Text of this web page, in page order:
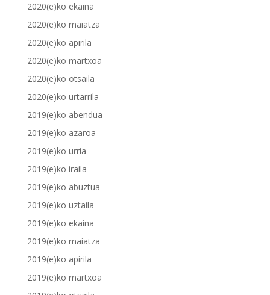
2020(e)ko ekaina
2020(e)ko maiatza
2020(e)ko apirila
2020(e)ko martxoa
2020(e)ko otsaila
2020(e)ko urtarrila
2019(e)ko abendua
2019(e)ko azaroa
2019(e)ko urria
2019(e)ko iraila
2019(e)ko abuztua
2019(e)ko uztaila
2019(e)ko ekaina
2019(e)ko maiatza
2019(e)ko apirila
2019(e)ko martxoa